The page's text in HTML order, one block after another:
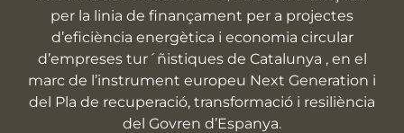
per la linia de finançament per a projectes
d’eficiència energètica i economia circular
d’empreses tur´ñistiques de Catalunya , en el
marc de l’instrument europeu Next Generation i
del Pla de recuperació, transformació i resiliència
del Govren d’Espanya.